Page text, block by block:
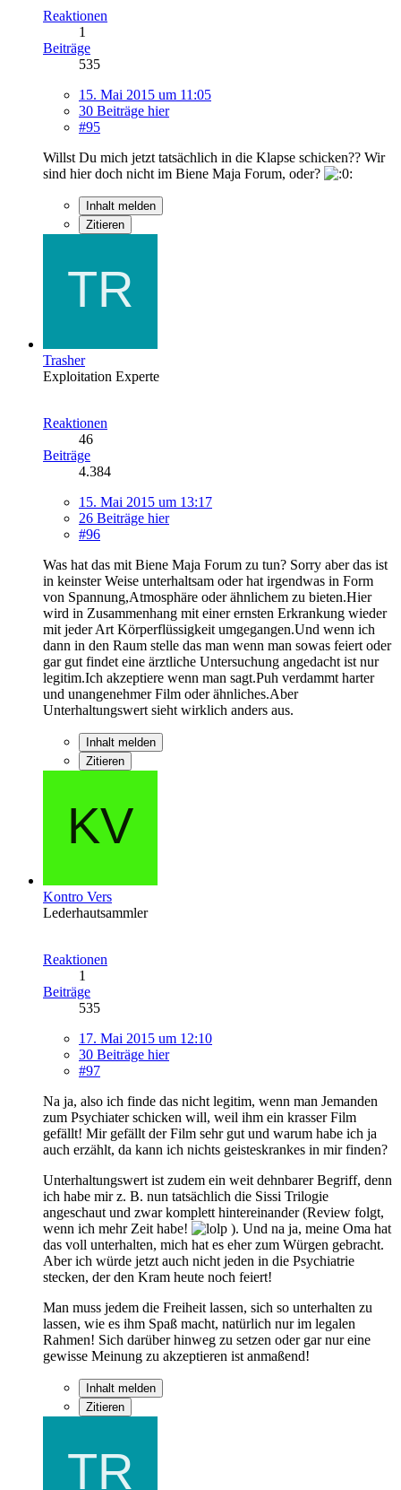
Reaktionen
1
Beiträge
535
15. Mai 2015 um 11:05
30 Beiträge hier
#95
Willst Du mich jetzt tatsächlich in die Klapse schicken?? Wir
sind hier doch nicht im Biene Maja Forum, oder?
Inhalt melden
Zitieren
Trasher
Exploitation Experte
Reaktionen
46
Beiträge
4.384
15. Mai 2015 um 13:17
26 Beiträge hier
#96
Was hat das mit Biene Maja Forum zu tun? Sorry aber das ist
in keinster Weise unterhaltsam oder hat irgendwas in Form
von Spannung,Atmosphäre oder ähnlichem zu bieten.Hier
wird in Zusammenhang mit einer ernsten Erkrankung wieder
mit jeder Art Körperflüssigkeit umgegangen.Und wenn ich
dann in den Raum stelle das man wenn man sowas feiert oder
gar gut findet eine ärztliche Untersuchung angedacht ist nur
legitim.Ich akzeptiere wenn man sagt.Puh verdammt harter
und unangenehmer Film oder ähnliches.Aber
Unterhaltungswert sieht wirklich anders aus.
Inhalt melden
Zitieren
Kontro Vers
Lederhautsammler
Reaktionen
1
Beiträge
535
17. Mai 2015 um 12:10
30 Beiträge hier
#97
Na ja, also ich finde das nicht legitim, wenn man Jemanden
zum Psychiater schicken will, weil ihm ein krasser Film
gefällt! Mir gefällt der Film sehr gut und warum habe ich ja
auch erzählt, da kann ich nichts geisteskrankes in mir finden?
Unterhaltungswert ist zudem ein weit dehnbarer Begriff, denn
ich habe mir z. B. nun tatsächlich die Sissi Trilogie
angeschaut und zwar komplett hintereinander (Review folgt,
wenn ich mehr Zeit habe!
). Und na ja, meine Oma hat
das voll unterhalten, mich hat es eher zum Würgen gebracht.
Aber ich würde jetzt auch nicht jeden in die Psychiatrie
stecken, der den Kram heute noch feiert!
Man muss jedem die Freiheit lassen, sich so unterhalten zu
lassen, wie es ihm Spaß macht, natürlich nur im legalen
Rahmen! Sich darüber hinweg zu setzen oder gar nur eine
gewisse Meinung zu akzeptieren ist anmaßend!
Inhalt melden
Zitieren